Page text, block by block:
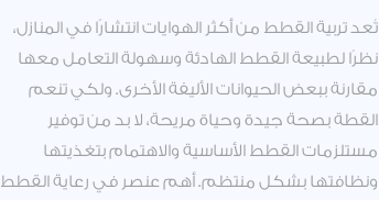
تُعد تربية القطط من أكثر الهوايات انتشارًا في المنازل،
نظرًا لطبيعة القطط الهادئة وسهولة التعامل معها
مقارنة ببعض الحيوانات الأليفة الأخرى. ولكي تنعم
القطة بصحة جيدة وحياة مريحة، لا بد من توفير
مستلزمات القطط الأساسية والاهتمام بتغذيتها
ونظافتها بشكل منتظم. أهم عنصر في رعاية القطط